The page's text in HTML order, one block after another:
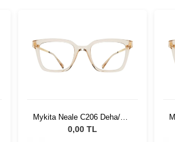
Mykita Neale C206 Deha/GG
266
0,00 TL